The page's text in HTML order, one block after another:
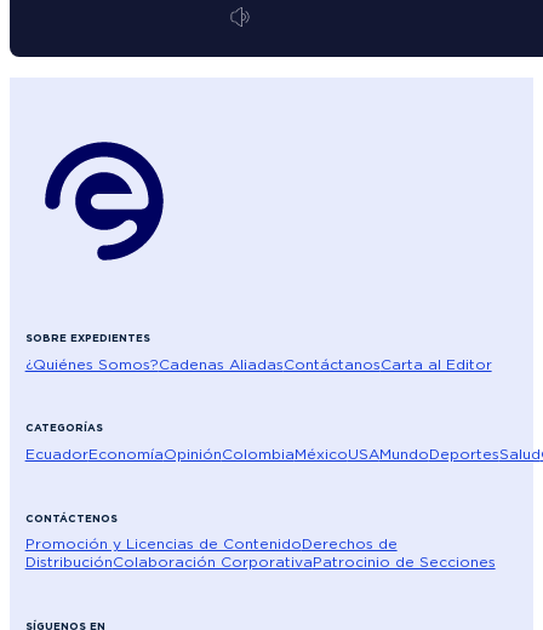
SOBRE EXPEDIENTES
¿Quiénes Somos?Cadenas AliadasContáctanosCarta al Editor
CATEGORÍAS
EcuadorEconomíaOpiniónColombiaMéxicoUSAMundoDeportesSalud
CONTÁCTENOS
Promoción y Licencias de ContenidoDerechos de
DistribuciónColaboración CorporativaPatrocinio de Secciones
SÍGUENOS EN